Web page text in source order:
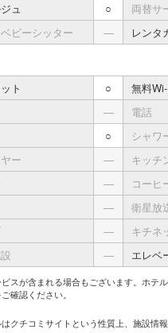
ュ
○ 両替サ
ビーシッター
― レンタ
ト
○ 無料
― 電話
○ シャワ
ー
― キッチ
― コーヒ
― 衛星放
― キチネ
― エレベ
スが含まれる場合もございます。ホテ
確認ください。
クチコミサイトという性質上、施設情